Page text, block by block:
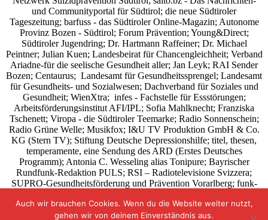
und Communityportal für Südtirol; die neue Südtiroler
Tageszeitung; barfuss - das Südtiroler Online-Magazin; Autonome
Provinz Bozen - Südtirol; Forum Prävention; Young&Direct;
Südtiroler Jugendring; Dr. Hartmann Raffeiner; Dr. Michael
Peintner; Julian Kuen; Landesbeirat für Chancengleichheit; Verband
Ariadne-für die seelische Gesundheit aller; Jan Leyk; RAI Sender
Bozen; Centaurus; Landesamt für Gesundheitssprengel; Landesamt
für Gesundheits- und Sozialwesen; Dachverband für Soziales und
Gesundheit; WienXtra; infes - Fachstelle für Essstörungen;
Arbeitsförderungsinstitut AFI/IPL; Sofia Mahlknecht; Franziska
Tschenett; Viropa - die Südtiroler Teemarke; Radio Sonnenschein;
Radio Grüne Welle; Musikfox; I&U TV Produktion GmbH & Co.
KG (Stern TV); Stiftung Deutsche Depressionshilfe; titel, thesen,
temperamente, eine Sendung des ARD (Erstes Deutsches
Programm); Antonia C. Wesseling alias Tonipure; Bayrischer
Rundfunk-Redaktion PULS; RSI – Radiotelevisione Svizzera;
SUPRO-Gesundheitsförderung und Prävention Vorarlberg; funk-
Österreich; Deutschschweizer Kantone und Stiftung Pro Mente
Sana: Wie geht’s dir?;Projekt: Es geat di a un - tocca a te; Comedian
Auch wir brauchen Cookies. Wenn du die Website weiter nutzt,
gehen wir von deinem Einverständnis aus.